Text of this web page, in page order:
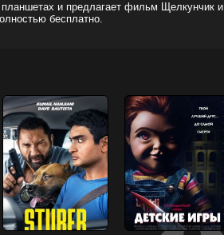
и предлагает фильм Щелкунчик и
бесплатно.